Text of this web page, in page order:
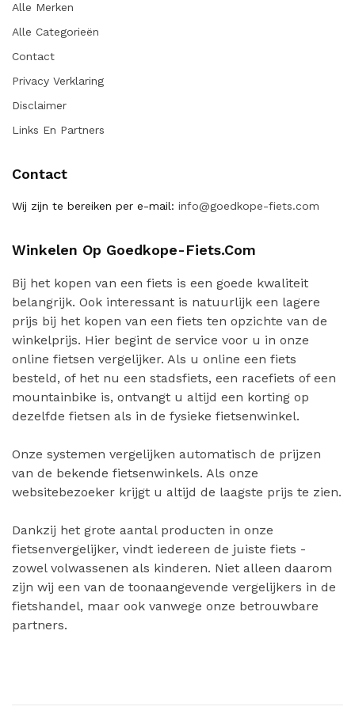
Alle Merken
Alle Categorieën
Contact
Privacy Verklaring
Disclaimer
Links En Partners
Contact
Wij zijn te bereiken per e-mail: info@goedkope-fiets.com
Winkelen Op Goedkope-Fiets.com
Bij het kopen van een fiets is een goede kwaliteit
belangrijk. Ook interessant is natuurlijk een lagere
prijs bij het kopen van een fiets ten opzichte van de
winkelprijs. Hier begint de service voor u in onze
online fietsen vergelijker. Als u online een fiets
besteld, of het nu een stadsfiets, een racefiets of een
mountainbike is, ontvangt u altijd een korting op
dezelfde fietsen als in de fysieke fietsenwinkel.
Onze systemen vergelijken automatisch de prijzen
van de bekende fietsenwinkels. Als onze
websitebezoeker krijgt u altijd de laagste prijs te zien.
Dankzij het grote aantal producten in onze
fietsenvergelijker, vindt iedereen de juiste fiets -
zowel volwassenen als kinderen. Niet alleen daarom
zijn wij een van de toonaangevende vergelijkers in de
fietshandel, maar ook vanwege onze betrouwbare
partners.